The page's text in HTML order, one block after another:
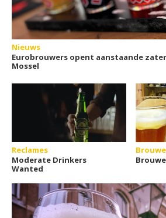
Nieuws
Eurobrouwers opent aanstaande
Mossel
Reclames
Moderate Drinkers
Wanted